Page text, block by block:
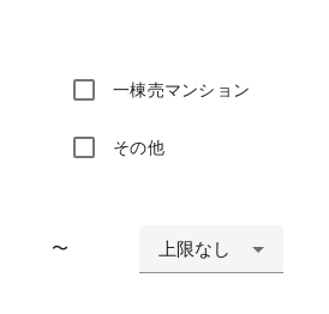
一棟売マンション
その他
〜 上限なし